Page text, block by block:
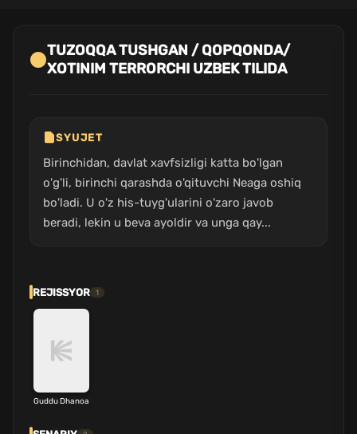
TUZOQQA TUSHGAN / QOPQONDA/
XOTINIM TERRORCHI UZBEK TILIDA
SYUJET
Birinchidan, davlat xavfsizligi katta bo'lgan
o'g'li, birinchi qarashda o'qituvchi Neaga oshiq
bo'ladi. U o'z his-tuyg'ularini o'zaro javob
beradi, lekin u beva ayoldir va unga qay...
REJISSYOR 1
Guddu Dhanoa